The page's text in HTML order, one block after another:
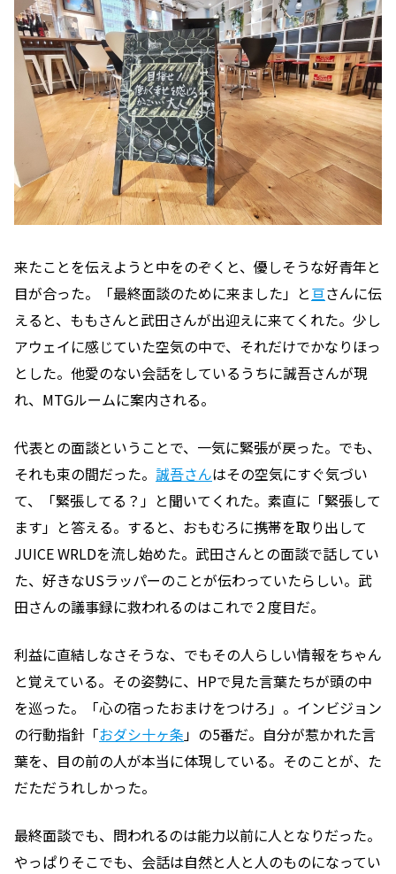
来たことを伝えようと中をのぞくと、優しそうな好青年と
目が合った。「最終面談のために来ました」と亘さんに伝
えると、ももさんと武田さんが出迎えに来てくれた。少し
アウェイに感じていた空気の中で、それだけでかなりほっ
とした。他愛のない会話をしているうちに誠吾さんが現
れ、MTGルームに案内される。
代表との面談ということで、一気に緊張が戻った。でも、
それも束の間だった。 誠吾さんはその空気にすぐ気づい
て、「緊張してる？」と聞いてくれた。素直に「緊張して
ます」と答える。すると、おもむろに携帯を取り出して
JUICE WRLDを流し始めた。武田さんとの面談で話してい
た、好きなUSラッパーのことが伝わっていたらしい。武
田さんの議事録に救われるのはこれで２度目だ。
利益に直結しなさそうな、でもその人らしい情報をちゃん
と覚えている。その姿勢に、HPで見た言葉たちが頭の中
を巡った。「心の宿ったおまけをつけろ」。インビジョン
の行動指針「おダシ十ヶ条」の5番だ。自分が惹かれた言
葉を、目の前の人が本当に体現している。そのことが、た
だただうれしかった。
最終面談でも、問われるのは能力以前に人となりだった。
やっぱりそこでも、会話は自然と人と人のものになってい